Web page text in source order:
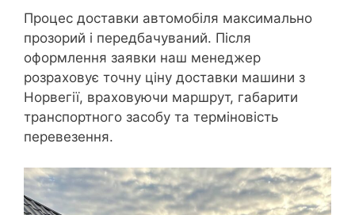
Процес доставки автомобіля максимально
прозорий і передбачуваний. Після
оформлення заявки наш менеджер
розраховує точну ціну доставки машини з
Норвегії, враховуючи маршрут, габарити
транспортного засобу та терміновість
перевезення.